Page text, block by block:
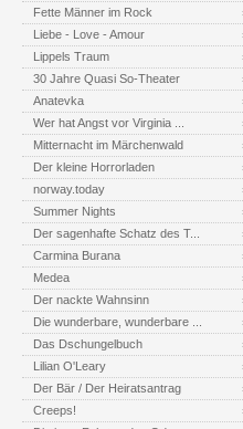
Fette Männer im Rock
Liebe - Love - Amour
Lippels Traum
30 Jahre Quasi So-Theater
Anatevka
Wer hat Angst vor Virginia ...
Mitternacht im Märchenwald
Der kleine Horrorladen
norway.today
Summer Nights
Der sagenhafte Schatz des T...
Carmina Burana
Medea
Der nackte Wahnsinn
Die wunderbare, wunderbare ...
Das Dschungelbuch
Lilian O'Leary
Der Bär / Der Heiratsantrag
Creeps!